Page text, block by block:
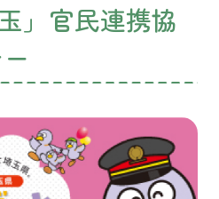
」官民連携協